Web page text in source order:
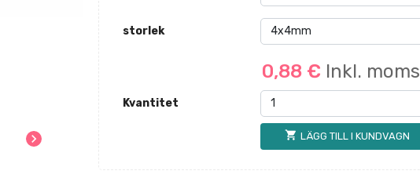
chevron_right
storlek
0,88 € Inkl. moms
Kvantitet
shopping_cart LÄGG TILL I KUNDVAGN